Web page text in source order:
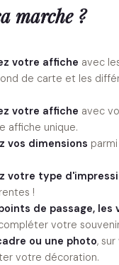
marche ?
votre affiche avec
de carte et les
votre affiche avec
affiche unique.
vos dimensions
votre type
!
de passage, les
votre
ou une photo,
votre décoration.